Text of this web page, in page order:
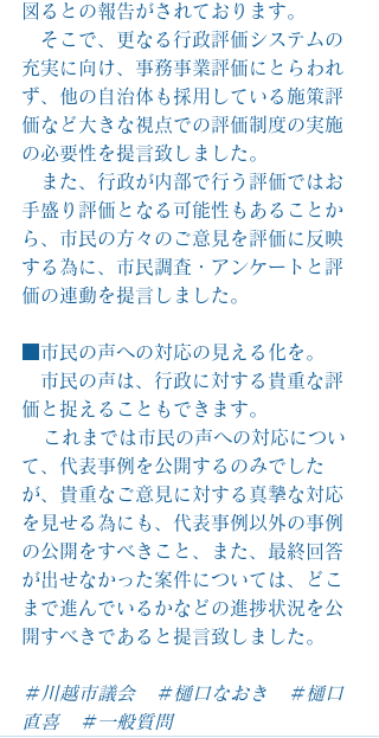
図るとの報告がされております。
そこで、更なる行政評価システムの
充実に向け、事務事業評価にとらわれ
ず、他の自治体も採用している施策評
価など大きな視点での評価制度の実施
の必要性を提言致しました。
また、行政が内部で行う評価ではお
手盛り評価となる可能性もあることか
ら、市民の方々のご意見を評価に反映
する為に、市民調査・アンケートと評
価の連動を提言しました。
■市民の声への対応の見える化を。
市民の声は、行政に対する貴重な評
価と捉えることもできます。
て、代表事例を公開するのみでした
が、貴重なご意見に対する真摯な対応
を見せる為にも、代表事例以外の事例
の公開をすべきこと、また、最終回答
が出せなかった案件については、どこ
まで進んでいるかなどの進捗状況を公
開すべきであると提言致しました。
＃川越市議会　＃樋口なおき　＃樋口
直喜　＃一般質問